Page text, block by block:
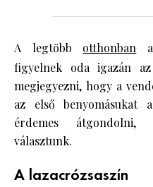
A legtöbb otthonban
figyelnek oda igazán
megjegyezni, hogy a
az első benyomásukat
érdemes
választunk.
A lazacrózsaszín